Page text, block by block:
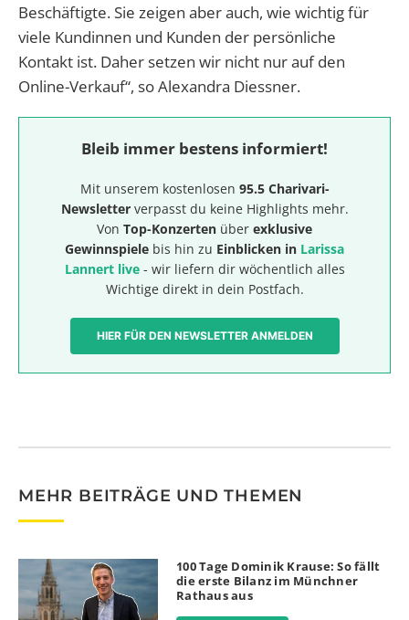
Beschäftigte. Sie zeigen aber auch, wie wichtig für
viele Kundinnen und Kunden der persönliche
Kontakt ist. Daher setzen wir nicht nur auf den
Online-Verkauf“, so Alexandra Diessner.
Bleib immer bestens informiert!
Mit unserem kostenlosen 95.5 Charivari-
Newsletterverpasst du keine Highlights mehr.
Von Top-Konzerten über exklusive
Gewinnspiele bis hin zu Einblicken in Larissa
Lannert live- wir liefern dir wöchentlich alles
Wichtige direkt in dein Postfach.
HIER FÜR DEN NEWSLETTER ANMELDEN
MEHR BEITRÄGE UND THEMEN
100 Tage Dominik Krause: So fällt
die erste Bilanz im Münchner
Rathaus aus